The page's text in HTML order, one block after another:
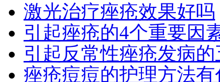
激光治疗痤疮效果好吗
引起痤疮的4个重要因
引起反常性痤疮发病
痤疮痘痘的护理方法